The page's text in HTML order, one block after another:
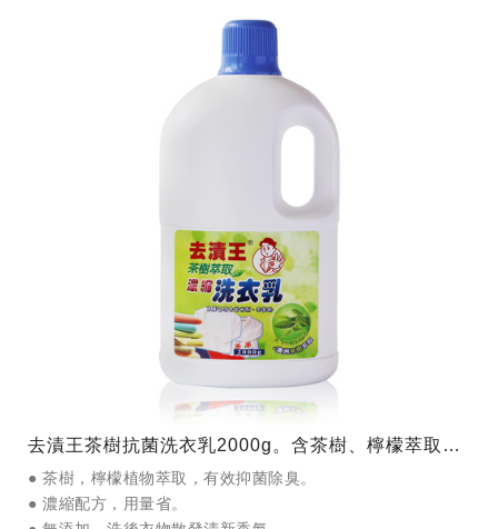
去漬王茶樹抗菌洗衣乳2000g。含茶樹、檸檬萃取，能去除衣物異味，讓衣物散發自然清新香氣。
● 茶樹，檸檬植物萃取，有效抑菌除臭。
● 濃縮配方，用量省。